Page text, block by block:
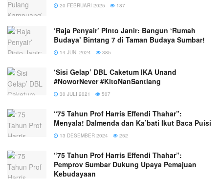
20 FEBRUARI 2025 187
‘Raja Penyair’ Pinto Janir: Bangun ‘Rumah
Budaya’ Bintang 7 di Taman Budaya Sumbar!
14 JUNI 2024 385
‘Sisi Gelap’ DBL Caketum IKA Unand
#NoworNever #KitoNanSantiang
30 JULI 2021 507
“75 Tahun Prof Harris Effendi Thahar”:
Menyala! Dalmenda dan Ka’bati Ikut Baca Puisi
13 DESEMBER 2024 252
“75 Tahun Prof Harris Effendi Thahar”:
Pemprov Sumbar Dukung Upaya Pemajuan
Kebudayaan